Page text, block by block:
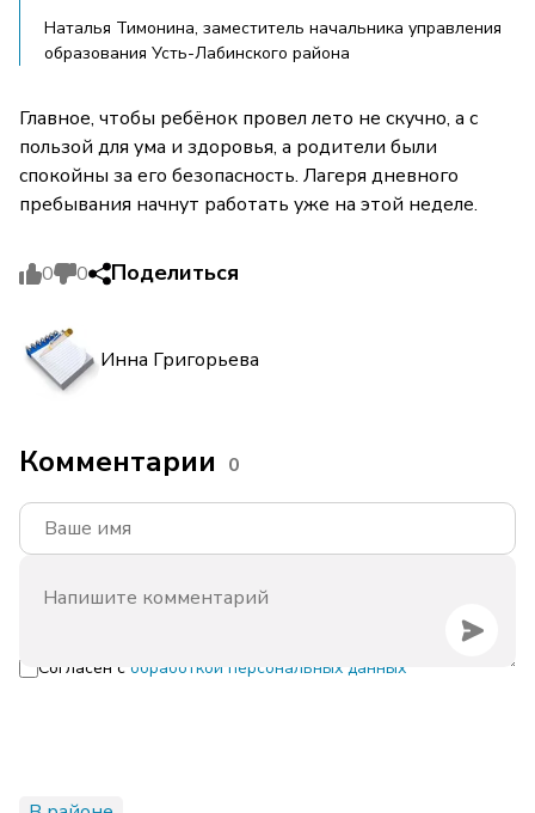
Наталья Тимонина, заместитель начальника управления
образования Усть-Лабинского района
Главное, чтобы ребёнок провел лето не скучно, а с
пользой для ума и здоровья, а родители были
спокойны за его безопасность. Лагеря дневного
пребывания начнут работать уже на этой неделе.
0 0 Поделиться
Инна Григорьева
Комментарии 0
Согласен с обработкой персональных данных